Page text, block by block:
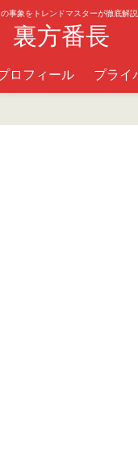
事象をトレンドマスターが徹底解説
裏方番長
ロフィール プライ